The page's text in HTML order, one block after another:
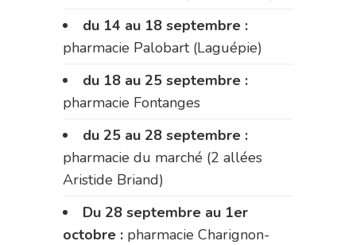
du 14 au 18 septembre :
pharmacie Palobart (Laguépie)
du 18 au 25 septembre :
pharmacie Fontanges
du 25 au 28 septembre :
pharmacie du marché (2 allées
Aristide Briand)
Du 28 septembre au 1er
octobre : pharmacie Charignon-